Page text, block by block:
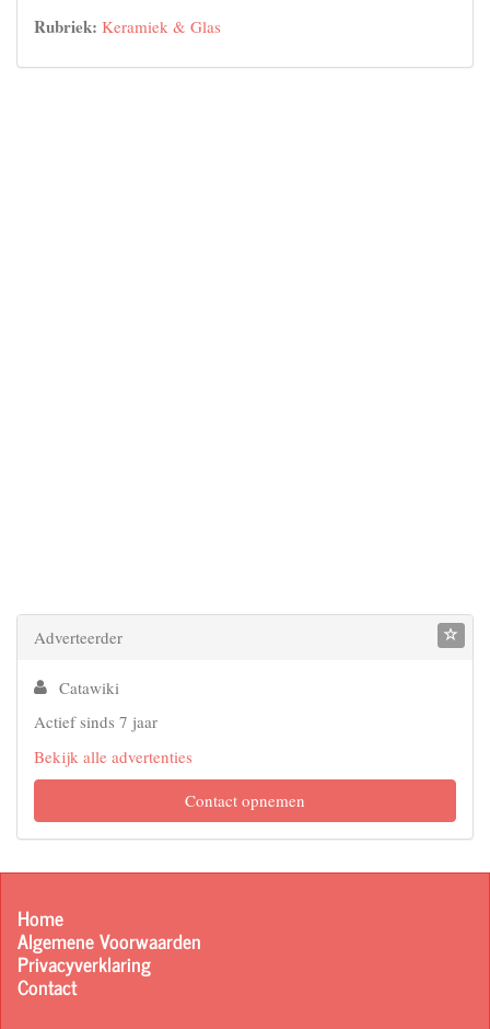
Rubriek: Keramiek & Glas
Adverteerder
Catawiki
Actief sinds 7 jaar
Bekijk alle advertenties
Contact opnemen
Home
Algemene Voorwaarden
Privacyverklaring
Contact